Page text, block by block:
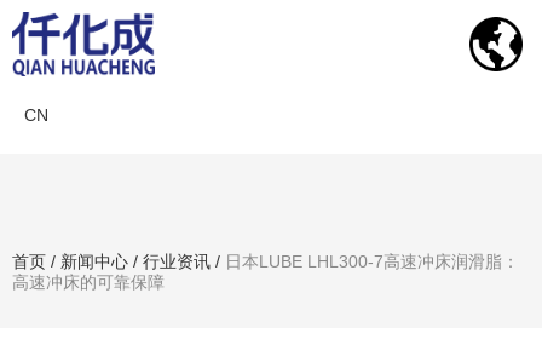
CN
首页 / 新闻中心 / 行业资讯 / 日本LUBE LHL300-7高速冲床润滑脂：
高速冲床的可靠保障